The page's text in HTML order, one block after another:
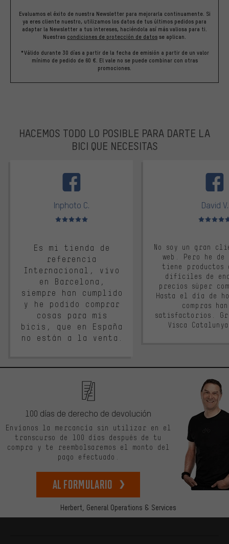
Evaluamos el éxito de nuestra Newsletter para mejorarla continuamente. Si
ya eres cliente nuestro, utilizamos los datos de tus últimos pedidos para
adaptar la Newsletter a tus intereses, haciéndola así más valiosa para ti.
Nuestras condiciones de protección de datos se aplican.
*Válido durante 30 días a partir de la fecha de emisión a partir de un valor
mínimo de pedido de 60 €. El vale no se puede combinar con otras
promociones.
HACEMOS TODO LO POSIBLE PARA DARTE LA
BICI QUE NECESITAS
Inphoto C.
Valoración media: 5 de 5
Es mi tienda de
referencia
Internacional, vivo
en Barcelona,
siempre han cumplido
y he podido comprar
cosas para mis
bicis, que en España
no están a la venta.
David V.
Valoración
No soy un gran
web. Pero he
tiene productos
difíciles de
precios súper
Hasta el día de
compras
satisfactorios.
Visca
Herbert, General Operations & Services
100 días de derecho de devolución
Envíanos la mercancía sin utilizar en el
transcurso de 100 días después de tu
compra y te reembolsaremos el monto del
pago efectuado.
Al formulario